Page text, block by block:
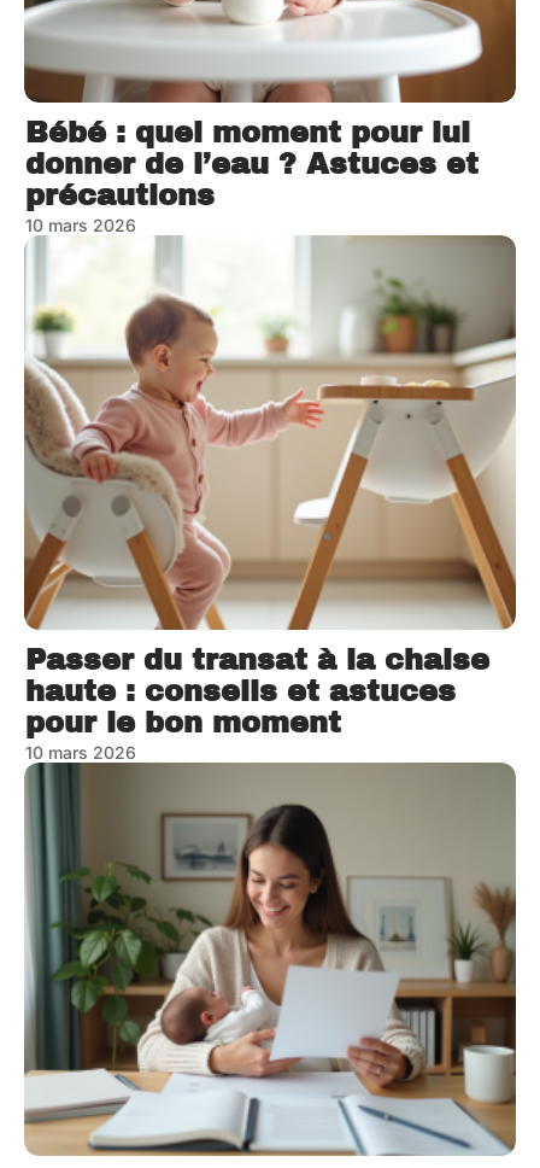
Bébé : quel moment pour lui
donner de l’eau ? Astuces et
précautions
10 mars 2026
Passer du transat à la chaise
haute : conseils et astuces
pour le bon moment
10 mars 2026